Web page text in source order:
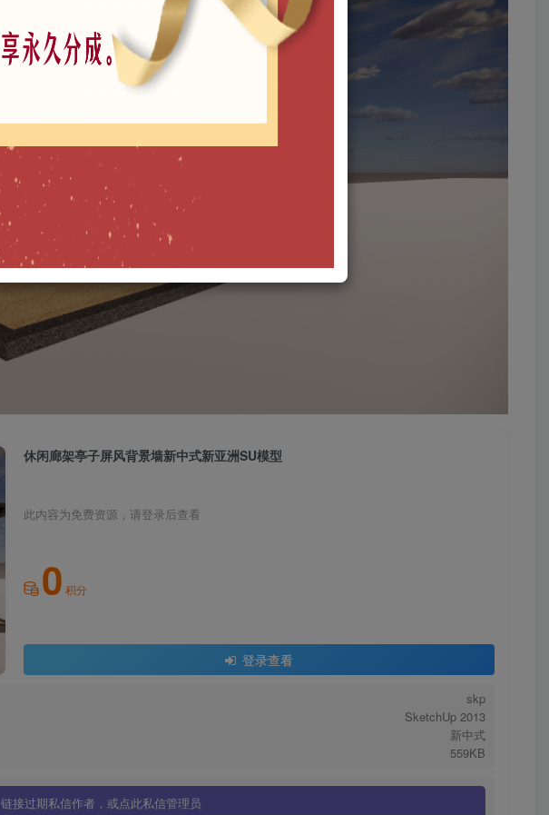
休闲廊架亭子屏风背景墙新中式新亚洲SU模型
此内容为免费资源，请登录后查看
0 积分
登录查看
skp
SketchUp 2013
新中式
559KB
链接过期私信作者，或点此私信管理员